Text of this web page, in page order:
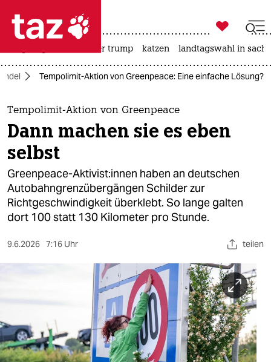
 taz zahl ich
taz zahl ich
themen
politik
öko
gesellschaft
kultur
sport
nord
wahrheit
verlag

taz zahl ich
usa unter trump katzen landtagswahl in
Tempolimit-Aktion von Greenpeace: Eine einfache Lösung?
Tempolimit-Aktion von Greenpeace
Dann machen sie es eben
selbst
Greenpeace-Aktivist:innen haben an deutschen
Autobahngrenzübergängen Schilder zur
Richtgeschwindigkeit überklebt. So lange galten
dort 100 statt 130 Kilometer pro Stunde.
9.6.2026 7:16 Uhr teilen